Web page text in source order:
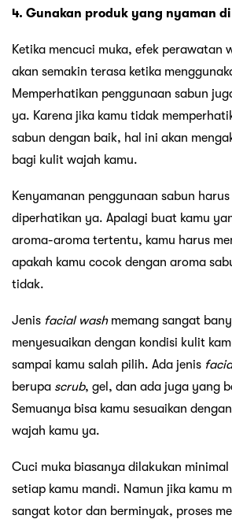
4. Gunakan produk yang nyaman
Ketika mencuci muka, efek perawatan
akan semakin terasa ketika
Memperhatikan penggunaan sabun
ya. Karena jika kamu tidak
sabun dengan baik, hal ini akan
bagi kulit wajah kamu.
Kenyamanan penggunaan sabun
diperhatikan ya. Apalagi buat kamu
aroma-aroma tertentu, kamu harus
apakah kamu cocok dengan aroma
tidak.
Jenis facial washmemang sangat
menyesuaikan dengan kondisi kulit
sampai kamu salah pilih. Ada jenis
berupa scrub, gel, dan ada juga yang
Semuanya bisa kamu sesuaikan
wajah kamu ya.
Cuci muka biasanya dilakukan minimal
setiap kamu mandi. Namun jika kamu
sangat kotor dan berminyak, proses